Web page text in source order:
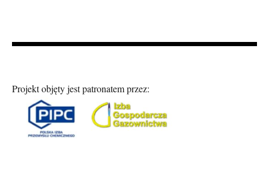
Projekt objęty jest patronatem przez: